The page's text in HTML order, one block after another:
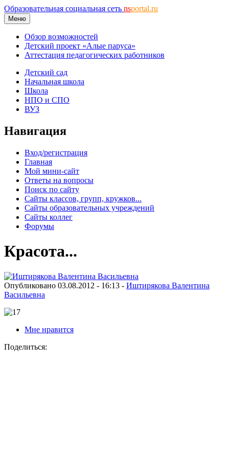
Образовательная социальная сеть nsportal.ru
Меню
Обзор возможностей
Детский проект «Алые паруса»
Аттестация педагогических работников
Детский сад
Начальная школа
Школа
НПО и СПО
ВУЗ
Навигация
Вход/регистрация
Главная
Мой мини-сайт
Ответы на вопросы
Поиск по сайту
Сайты классов, групп, кружков...
Сайты образовательных учреждений
Сайты коллег
Форумы
Красота...
Опубликовано 03.08.2012 - 16:13 - Иштирякова Валентина
Васильевна
Мне нравится
Поделиться: